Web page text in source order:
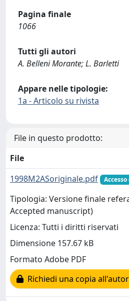
Pagina finale
1066
Tutti gli autori
A. Belleni Morante; L. Barletti
Appare nelle tipologie:
1a - Articolo su rivista
File in questo prodotto:
File
1998M2ASoriginale.pdf
Tipologia: Versione finale
Accepted manuscript)
Licenza: Tutti i diritti riservati
Dimensione 157.67 kB
Formato Adobe PDF
Richiedi una copia